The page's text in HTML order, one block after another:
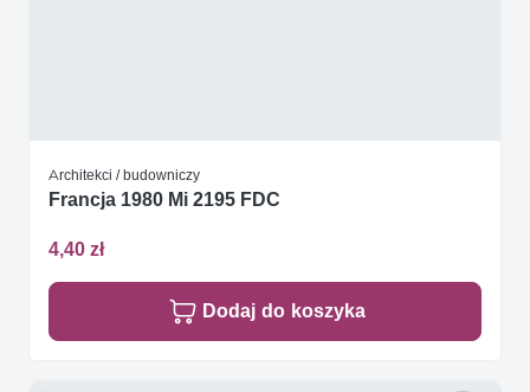
Architekci / budowniczy
Francja 1980 Mi 2195 FDC
4,40 zł
Dodaj do koszyka